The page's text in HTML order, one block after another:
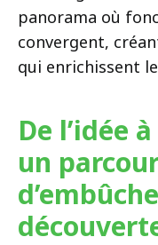
panorama où
convergent,
qui enrichissent
De l’idée
un